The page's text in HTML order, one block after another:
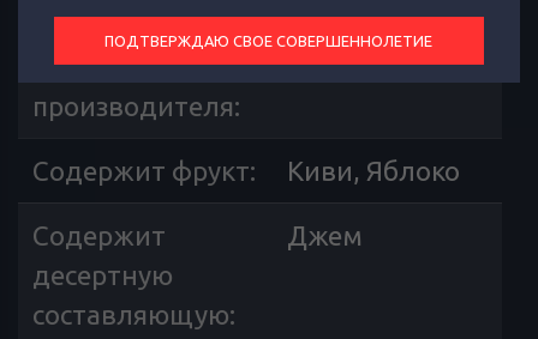
Страна
производителя:
Россия
Содержит фрукт: Киви, Яблоко
Содержит
десертную
составляющую:
Джем
ПОДТВЕРЖДАЮ СВОЕ СОВЕРШЕННОЛЕТИЕ